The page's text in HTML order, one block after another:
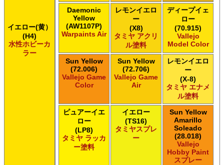
イエロー(黄）
(H4)
水性ホビーカ
ラー
Daemonic
Yellow
(AW1107P)
Warpaints Air
レモンイエロ
ー
(X8)
タミヤ アクリ
ル塗料
ディープイェ
ロー
(70.915)
Vallejo
Model Color
Sun Yellow
(72.006)
Vallejo Game
Color
Sun Yellow
(72.706)
Vallejo Game
Air
レモンイエロ
ー
(X-8)
タミヤ エナメ
ル塗料
ピュアーイエ
ロー
(LP8)
タミヤ ラッカ
ー塗料
イエロー
(TS16)
タミヤスプレ
ー
Sun Yellow
Amarillo
Soleado
(28.018)
Vallejo
Hobby Paint
スプレー